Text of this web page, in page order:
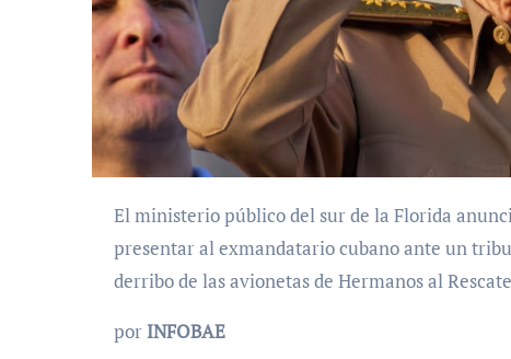
El ministerio público del sur de la Florida anunció la implementación de acciones legales para
presentar al exmandatario cubano ante un
derribo de las avionetas de Hermanos al Rescate
porINFOBAE